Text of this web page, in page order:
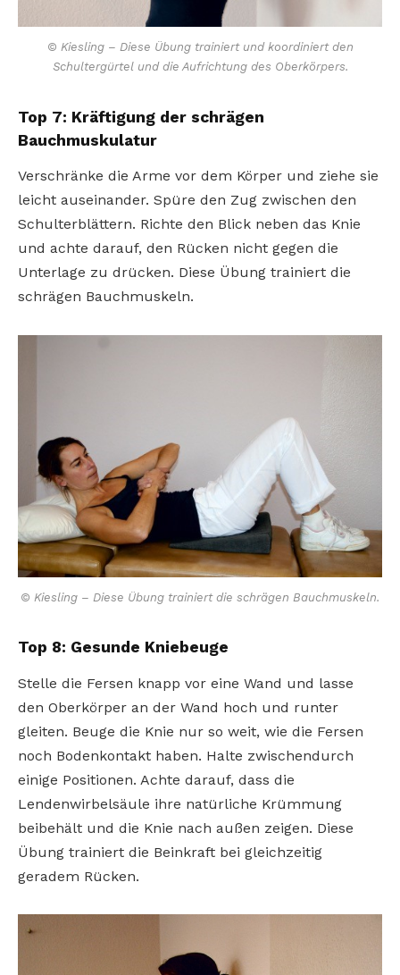
© Kiesling – Diese Übung trainiert und koordiniert den
Schultergürtel und die Aufrichtung des Oberkörpers.
Top 7: Kräftigung der schrägen
Bauchmuskulatur
Verschränke die Arme vor dem Körper und ziehe sie
leicht auseinander. Spüre den Zug zwischen den
Schulterblättern. Richte den Blick neben das Knie
und achte darauf, den Rücken nicht gegen die
Unterlage zu drücken. Diese Übung trainiert die
schrägen Bauchmuskeln.
© Kiesling – Diese Übung trainiert die schrägen Bauchmuskeln.
Top 8: Gesunde Kniebeuge
Stelle die Fersen knapp vor eine Wand und lasse
den Oberkörper an der Wand hoch und runter
gleiten. Beuge die Knie nur so weit, wie die Fersen
noch Bodenkontakt haben. Halte zwischendurch
einige Positionen. Achte darauf, dass die
Lendenwirbelsäule ihre natürliche Krümmung
beibehält und die Knie nach außen zeigen. Diese
Übung trainiert die Beinkraft bei gleichzeitig
geradem Rücken.